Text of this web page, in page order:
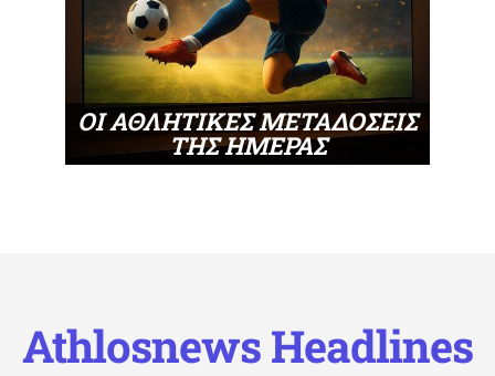
ΟΙ ΑΘΛΗΤΙΚΕΣ ΜΕΤΑΔΟΣΕΙΣ
ΤΗΣ ΗΜΕΡΑΣ
Athlosnews Headlines